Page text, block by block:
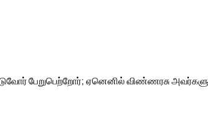
பேறுபெற்றோர்; ஏனெனில் விண்ணரசு